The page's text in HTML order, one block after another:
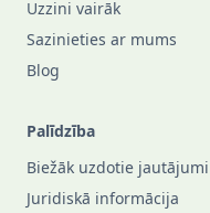
Uzzini vairāk
Sazinieties ar mums
Blog
Palīdzība
Biežāk uzdotie jautājumi
Juridiskā informācija